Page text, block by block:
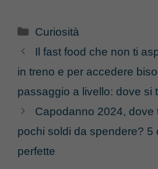
Categorie
Curiosità
Il fast food che non ti
in treno e per accedere
passaggio a livello: dove si
Capodanno 2024, dove
pochi soldi da spendere? 5
perfette